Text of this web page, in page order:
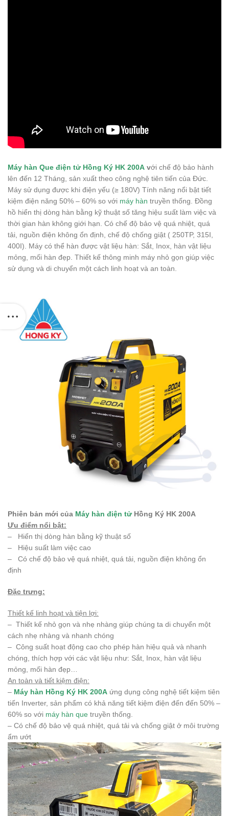
Máy hàn Que điện tử Hồng Ký HK 200A với chế độ bảo hành
lên đến 12 Tháng, sản xuất theo công nghệ tiên tiến của Đức.
Máy sử dụng được khi điện yếu (≥ 180V) Tính năng nổi bật tiết
kiệm điện năng 50% – 60% so với máy hàn truyền thống. Đồng
hồ hiển thị dòng hàn bằng kỹ thuật số tăng hiệu suất làm việc và
thời gian hàn không giới hạn. Có chế độ bảo vệ quá nhiệt, quá
tải, nguồn điện không ổn định, chế độ chống giật ( 250TP, 315I,
400I). Máy có thể hàn được vật liệu hàn: Sắt, Inox, hàn vật liệu
mỏng, mối hàn đẹp. Thiết kế thông minh máy nhỏ gọn giúp việc
sử dụng và di chuyển một cách linh hoạt và an toàn.
Phiên bản mới của Máy hàn điện tử Hồng Ký HK 200A
Ưu điểm nổi bật:
– Hiển thị dòng hàn bằng kỹ thuật số
– Hiệu suất làm việc cao
– Có chế độ bảo vệ quá nhiệt, quá tải, nguồn điện không ổn
định
Đặc trưng:
Thiết kế linh hoạt và tiện lợi:
– Thiết kế nhỏ gọn và nhẹ nhàng giúp chúng ta di chuyển một
cách nhẹ nhàng và nhanh chóng
– Công suất hoạt động cao cho phép hàn hiệu quả và nhanh
chóng, thích hợp với các vật liệu như: Sắt, Inox, hàn vật liệu
mỏng, mối hàn đẹp…
An toàn và tiết kiệm điện:
– Máy hàn Hồng Ký HK 200A ứng dụng công nghệ tiết kiệm tiên
tiến Inverter, sản phẩm có khả năng tiết kiệm điện đến đến 50% –
60% so với máy hàn que truyền thống.
– Có chế độ bảo vệ quá nhiệt, quá tải và chống giật ở môi trường
ẩm ướt